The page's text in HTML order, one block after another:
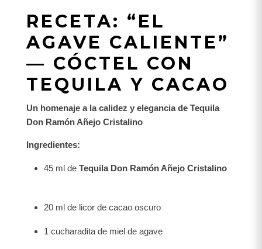
RECETA: “EL
AGAVE CALIENTE”
— CÓCTEL CON
TEQUILA Y CACAO
Un homenaje a la calidez y elegancia de Tequila
Don Ramón Añejo Cristalino
Ingredientes:
45 ml de Tequila Don Ramón Añejo Cristalino
20 ml de licor de cacao oscuro
1 cucharadita de miel de agave